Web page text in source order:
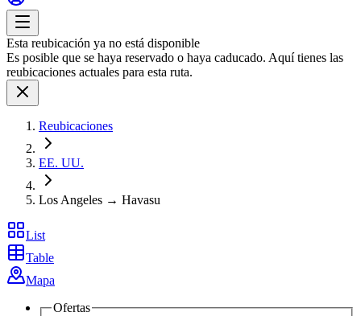
Esta reubicación ya no está disponible
Es posible que se haya reservado o haya caducado. Aquí tienes las
reubicaciones actuales para esta ruta.
Reubicaciones
EE. UU.
Los Angeles → Havasu
List
Table
Mapa
Ofertas